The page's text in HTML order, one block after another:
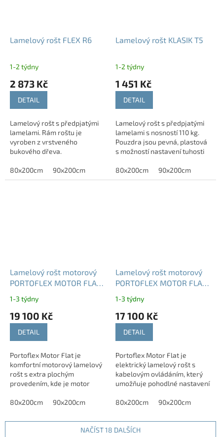
Lamelový rošt FLEX R6
1-2 týdny
2 873 Kč
DETAIL
Lamelový rošt s předpjatými
lamelami. Rám roštu je
vyroben z vrstveného
bukového dřeva.
Neváhejte nás kontaktovat
kliknutím sem.
80x200cm 90x200cm
Lamelový rošt KLASIK T5
1-2 týdny
1 451 Kč
DETAIL
Lamelový rošt s předpjatými
lamelami s nosností 110 kg.
Pouzdra jsou pevná, plastová
s možností nastavení tuhosti
POTŘEBUJETE JINÝ ROZMĚR? -
Neváhejte nás...
80x200cm 90x200cm
Lamelový rošt motorový
PORTOFLEX MOTOR FLAT
1-3 týdny
19 100 Kč
DETAIL
Portoflex Motor Flat je
komfortní motorový lamelový
rošt s extra plochým
provedením, kde je motor
konstrukce. Díky tomu
úložného...
80x200cm 90x200cm
Lamelový rošt motorový
PORTOFLEX MOTOR FLAT
1-3 týdny
17 100 Kč
DETAIL
Portoflex Motor Flat je
elektrický lamelový rošt s
kabelovým ovládáním, který
umožňuje pohodlné nastavení
Rošt umožňuje přístup do
80x200cm 90x200cm
NAČÍST 18 DALŠÍCH